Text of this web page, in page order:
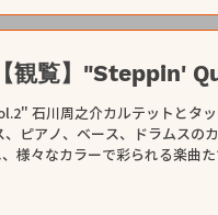
観覧】"Steppin'
石川周之介カルテットとタッ
、ピアノ、ベース、ドラムスの
様々なカラーで彩られる楽曲